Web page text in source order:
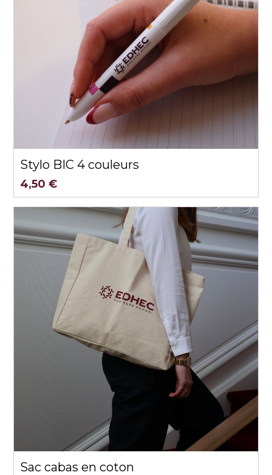
Aperçu rapide
Stylo BIC 4 couleurs
4,50 €
Aperçu rapide
Sac cabas en coton